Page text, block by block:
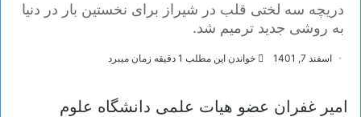
دریچه سه لختی قلب در شیراز برای نخستین بار در دنیا
به روشی جدید ترمیم شد.
اسفند 7, 1401 خواندن این مطلب 1 دقیقه زمان میبرد
امیر غفران عضو هیات علمی دانشگاه علوم